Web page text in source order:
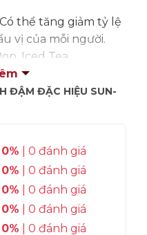
thể tăng giảm tỷ lệ
vị của mỗi người.
Iced Tea,
Cocktail, Mocktail.
Fillings, Ice
Pudding & Jelly,
ĐẬM ĐẶC HIỆU SUN-
0% | 0 đánh giá
0% | 0 đánh giá
0% | 0 đánh giá
0% | 0 đánh giá
0% | 0 đánh giá